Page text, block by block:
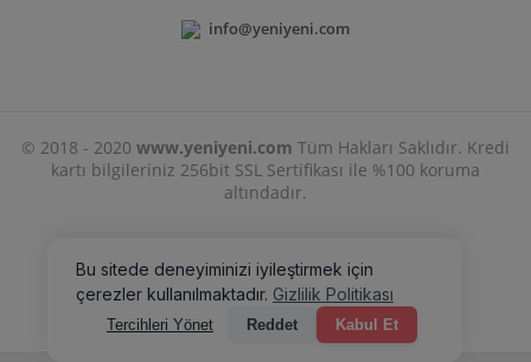
info@yeniyeni.com
© 2018 - 2020 www.yeniyeni.com Tüm Hakları Saklıdır. Kredi
kartı bilgileriniz 256bit SSL Sertifikası ile %100 koruma
altındadır.